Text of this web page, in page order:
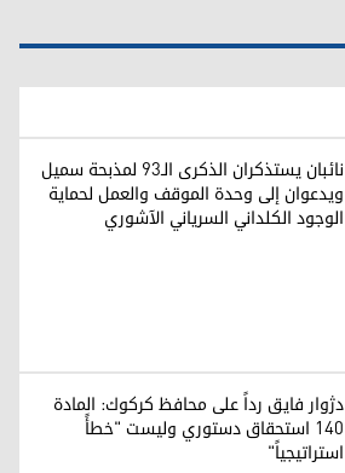
نائبان يستذكران الذكرى الـ93 لمذبحة سميل
ويدعوان إلى وحدة الموقف والعمل لحماية
الوجود الكلداني السرياني الآشوري
دژوار فايق رداً على محافظ كركوك: المادة
140 استحقاق دستوري وليست "خطأً
استراتيجياً"